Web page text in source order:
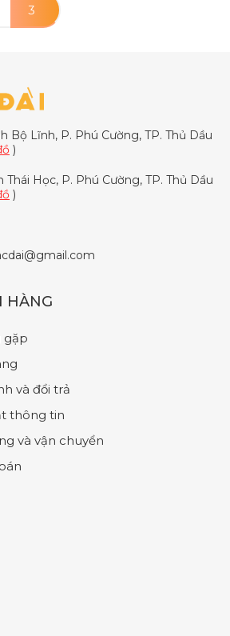
3
Bộ Lĩnh, P. Phú Cường, TP. Thủ Dầu
)
Thái Học, P. Phú Cường, TP. Thủ Dầu
)
HÀNG
gặp
và đổi trả
thông tin
và vận chuyển